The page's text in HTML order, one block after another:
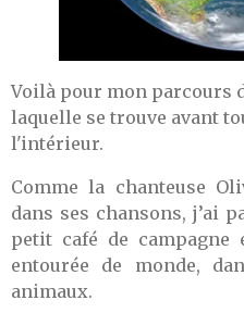
Voilà pour mon parcours
laquelle se trouve avant
l'intérieur.
Comme la chanteuse
dans ses chansons, j’ai
petit café de campagne
entourée de monde,
animaux.